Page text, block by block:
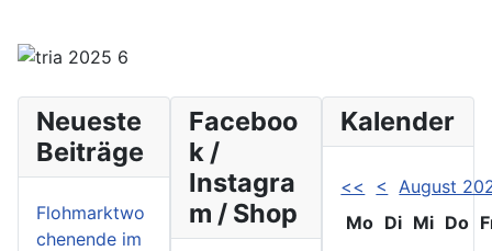
Neueste
Beiträge
Flohmarktwo
chenende im
Faceboo
k /
Instagra
m / Shop
Kalender
<< <
August
Mo Di Mi Do